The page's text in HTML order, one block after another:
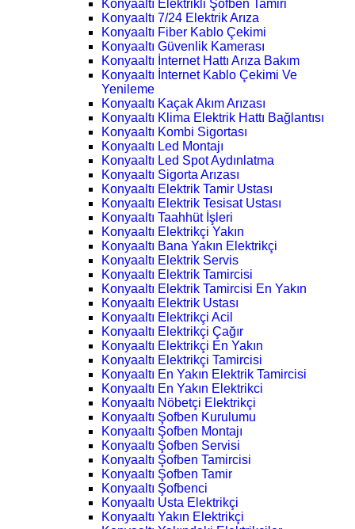
Konyaaltı Elektrikli Şofben Tamiri
Konyaaltı 7/24 Elektrik Arıza
Konyaaltı Fiber Kablo Çekimi
Konyaaltı Güvenlik Kamerası
Konyaaltı İnternet Hattı Arıza Bakım
Konyaaltı İnternet Kablo Çekimi Ve
Yenileme
Konyaaltı Kaçak Akım Arızası
Konyaaltı Klima Elektrik Hattı Bağlantısı
Konyaaltı Kombi Sigortası
Konyaaltı Led Montajı
Konyaaltı Led Spot Aydınlatma
Konyaaltı Sigorta Arızası
Konyaaltı Elektrik Tamir Ustası
Konyaaltı Elektrik Tesisat Ustası
Konyaaltı Taahhüt İşleri
Konyaaltı Elektrikçi Yakın
Konyaaltı Bana Yakın Elektrikçi
Konyaaltı Elektrik Servis
Konyaaltı Elektrik Tamircisi
Konyaaltı Elektrik Tamircisi En Yakın
Konyaaltı Elektrik Ustası
Konyaaltı Elektrikçi Acil
Konyaaltı Elektrikçi Çağır
Konyaaltı Elektrikçi En Yakın
Konyaaltı Elektrikçi Tamircisi
Konyaaltı En Yakın Elektrik Tamircisi
Konyaaltı En Yakın Elektrikci
Konyaaltı Nöbetçi Elektrikçi
Konyaaltı Şofben Kurulumu
Konyaaltı Şofben Montajı
Konyaaltı Şofben Servisi
Konyaaltı Şofben Tamircisi
Konyaaltı Şofben Tamir
Konyaaltı Şofbenci
Konyaaltı Usta Elektrikçi
Konyaaltı Yakın Elektrikçi